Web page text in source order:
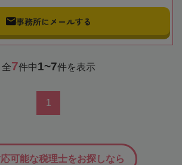
事務所にメールする
全7件中1~7件を表示
1
可能な税理士をお探しなら